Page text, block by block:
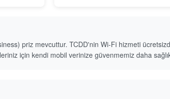
priz mevcuttur. TCDD'nin Wi-Fi hizmeti
için kendi mobil verinize güvenmemiz daha